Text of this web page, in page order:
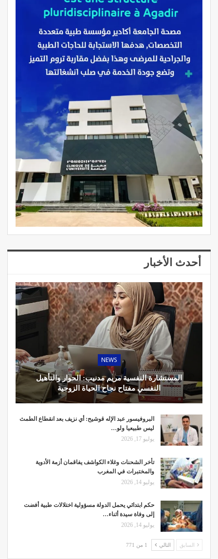
أحدث الأخبار
NEWS
المستشارة النفسية مريم مدنيب: الحوار والتأهيل
النفسي مفتاح نجاح الحياة الزوجية
البروفيسور عبد الإله قوشيح: أي نزيف بعد انقطاع الطمث
ليس طبيعيا ولو…
يوليو 17, 2026
تأخر الشحنات وغلاء الكواشف يفاقمان أزمة الأدوية
والمختبرات في المغرب
يوليو 14, 2026
حكم ابتدائي يحمل الدولة مسؤولية اختلالات طبية أفضت
إلى وفاة سيدة أثناء…
يوليو 14, 2026
السابق التالي 1 من 771